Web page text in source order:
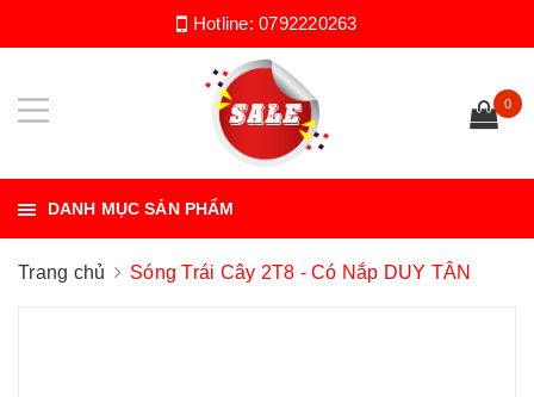
Hotline:0792220263
0
DANH MỤC SẢN PHẨM
Trang chủ Sóng Trái Cây 2T8 - Có Nắp DUY TÂN